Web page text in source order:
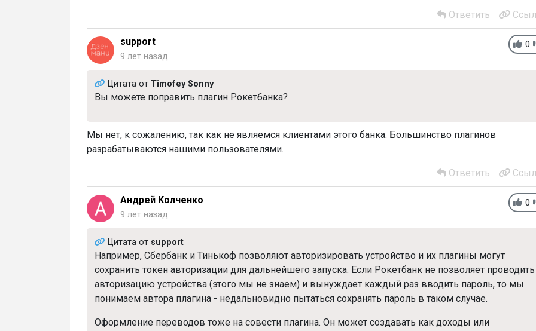
Ответить
0
support
9 лет назад
Цитата от Timofey Sonny
Вы можете поправить плагин Рокетбанка?
Мы нет, к сожалению, так как не являемся клиентами этого банка. Большинство плагинов
разрабатываются нашими пользователями.
Ответить
0
Андрей Колченко
9 лет назад
Цитата от support
Например, Сбербанк и Тинькоф позволяют авторизировать устройство и их плагины могут
сохранить токен авторизации для дальнейшего запуска. Если Рокетбанк не позволяет проводить
авторизацию устройства (этого мы не знаем) и вынуждает каждый раз вводить пароль, то мы
понимаем автора плагина - недальновидно пытаться сохранять пароль в таком случае.
Оформление переводов тоже на совести плагина. Он может создавать как доходы или